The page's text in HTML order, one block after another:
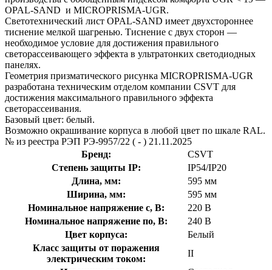
OPAL-SAND и MICROPRISMA-UGR.
Светотехнический лист OPAL-SAND имеет двухстороннее
тиснение мелкой шагренью. Тиснение с двух сторон —
необходимое условие для достижения правильного
светорассеивающего эффекта в ультратонких светодиодных
панелях.
Геометрия призматического рисунка MICROPRISMA-UGR
разработана техническим отделом компании CSVT для
достижения максимального правильного эффекта
светорассеивания.
Базовый цвет: белый.
Возможно окрашивание корпуса в любой цвет по шкале RAL.
№ из реестра РЭП РЭ-9957/22 ( - ) 21.11.2025
Бренд:
CSVT
Степень защиты IP:
IP54/IP20
Длина, мм:
595 мм
Ширина, мм:
595 мм
Номинальное напряжение с, В:
220 В
Номинальное напряжение по, В:
240 В
Цвет корпуса:
Белый
Класс защиты от поражения
электрическим током:
II